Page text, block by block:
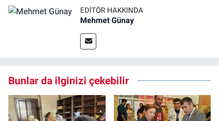
EDITÖR HAKKINDA
Mehmet Günay
Bunlar da ilginizi çekebilir